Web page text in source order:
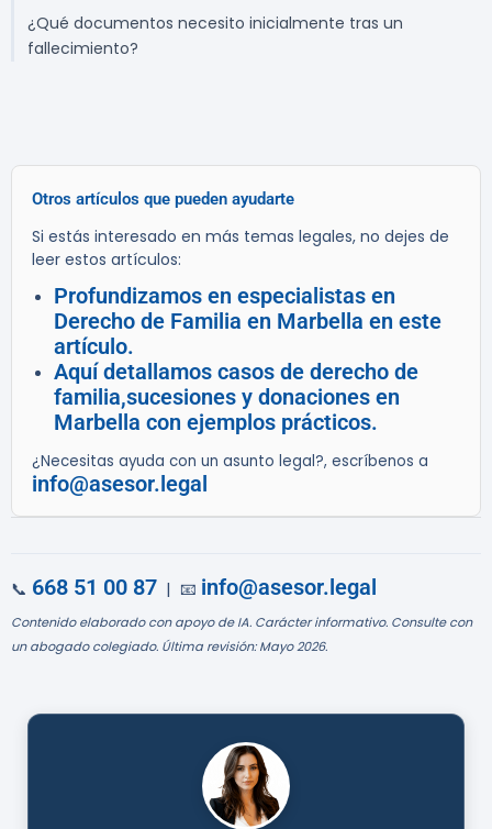
¿Qué documentos necesito inicialmente tras un
fallecimiento?
Otros artículos que pueden ayudarte
Si estás interesado en más temas legales, no dejes de
leer estos artículos:
Profundizamos en especialistas en
Derecho de Familia en Marbella en este
artículo.
Aquí detallamos casos de derecho de
familia,sucesiones y donaciones en
Marbella con ejemplos prácticos.
¿Necesitas ayuda con un asunto legal?, escríbenos a
info@asesor.legal
📞 668 51 00 87 | 📧 info@asesor.legal
Contenido elaborado con apoyo de IA. Carácter informativo. Consulte con
un abogado colegiado. Última revisión: Mayo 2026.